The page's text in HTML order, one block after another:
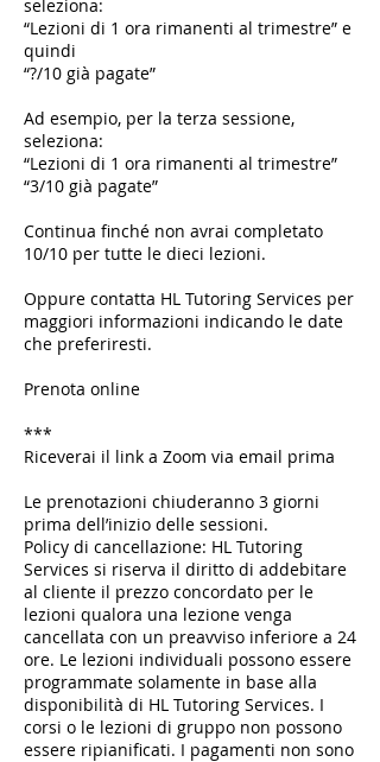
seleziona:
“Lezioni di 1 ora rimanenti al trimestre” e
quindi
“?/10 già pagate”
Ad esempio, per la terza sessione,
seleziona:
“Lezioni di 1 ora rimanenti al trimestre”
“3/10 già pagate”
Continua finché non avrai completato
10/10 per tutte le dieci lezioni.
Oppure contatta HL Tutoring Services per
maggiori informazioni indicando le date
che preferiresti.
Prenota online
***
Riceverai il link a Zoom via email prima
Le prenotazioni chiuderanno 3 giorni
prima dell’inizio delle sessioni.
Policy di cancellazione: HL Tutoring
Services si riserva il diritto di addebitare
al cliente il prezzo concordato per le
lezioni qualora una lezione venga
cancellata con un preavviso inferiore a 24
ore. Le lezioni individuali possono essere
programmate solamente in base alla
disponibilità di HL Tutoring Services. I
corsi o le lezioni di gruppo non possono
essere ripianificati. I pagamenti non sono